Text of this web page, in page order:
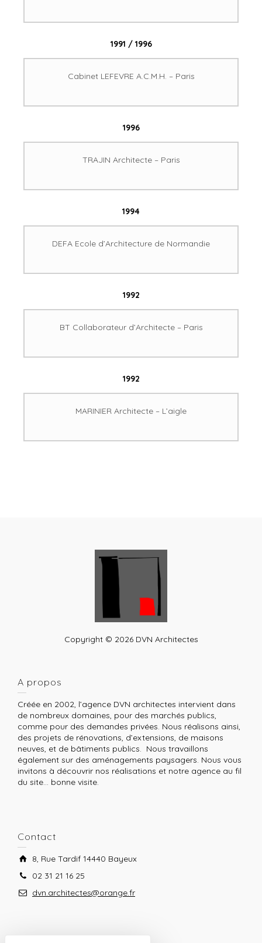
1991 / 1996
Cabinet LEFEVRE A.C.M.H. – Paris
1996
TRAJIN Architecte – Paris
1994
DEFA Ecole d’Architecture de Normandie
1992
BT Collaborateur d’Architecte – Paris
1992
MARINIER Architecte – L’aigle
Copyright © 2026 DVN Architectes
A propos
Créée en 2002, l’agence DVN architectes intervient dans
de nombreux domaines, pour des marchés publics,
comme pour des demandes privées. Nous réalisons ainsi,
des projets de rénovations, d’extensions, de maisons
neuves, et de bâtiments publics. Nous travaillons
également sur des aménagements paysagers. Nous vous
invitons à découvrir nos réalisations et notre agence au fil
du site… bonne visite.
Contact
8, Rue Tardif 14440 Bayeux
02 31 21 16 25
dvn.architectes@orange.fr